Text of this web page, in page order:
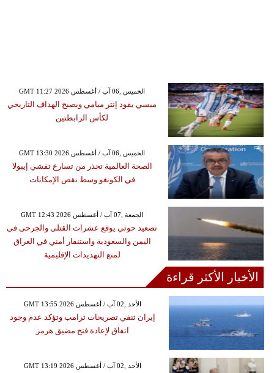
GMT 11:27 2026 الخميس ,06 آب / أغسطس
ميسي يقود إنتر ميامي ويصبح الهداف التاريخي
لكأس الرابطتين
GMT 13:30 2026 الخميس ,06 آب / أغسطس
الصحة العالمية تحذر من تسارع تفشي إيبولا
في الكونغو وسط نقص الإمكانات
GMT 12:43 2026 الجمعة ,07 آب / أغسطس
تصعيد حوثي يوقع عشرات القتلى والجرحى في
اليمن والسعودية واستنفار أمني في العراق
لمنع التهديدات الإقليمية
الأخبار الأكثر قراءة
GMT 13:55 2026 الأحد ,02 آب / أغسطس
إيران تنفي تصريحات ترامب وتؤكد عدم وجود
اتفاق لإعادة فتح مضيق هرمز
GMT 13:19 2026 الأحد ,02 آب / أغسطس